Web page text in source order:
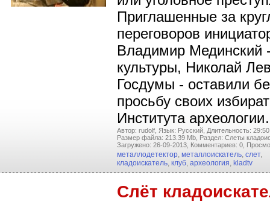
Приглашенные за
переговоров
Владимир Мединский
культуры, Николай
Госдумы - оставили
просьбу своих
Института
Автор: rudolf, Язык: Русский, Длительность:
Размер файла: 213.39 Mb, Раздел: Слеты
Загружено: 26-09-2013, Комментариев: 0,
металлодетектор, металлоискатель, слет,
кладоискатель, клуб, археология, kladtv
Слёт